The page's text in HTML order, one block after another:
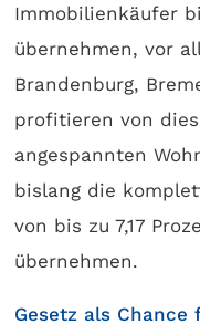
Immobilienkäufer
übernehmen, vor
Brandenburg,
profitieren von
angespannten
bislang die
von bis zu 7,17
übernehmen.
Gesetz als